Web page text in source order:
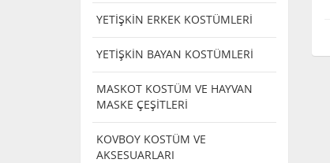
YETİŞKİN ERKEK KOSTÜMLERİ
YETİŞKİN BAYAN KOSTÜMLERİ
MASKOT KOSTÜM VE HAYVAN
MASKE ÇEŞİTLERİ
KOVBOY KOSTÜM VE
AKSESUARLARI